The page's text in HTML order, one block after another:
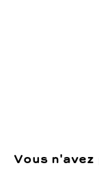
Vous